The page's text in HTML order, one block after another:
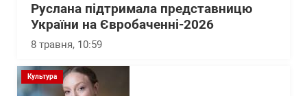
Руслана підтримала представницю
України на Євробаченні-2026
8 травня, 10:59
Культура